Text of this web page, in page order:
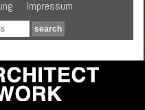
Impressum